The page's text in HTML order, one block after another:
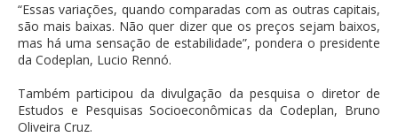
“Essas variações, quando comparadas com as outras capitais,
são mais baixas. Não quer dizer que os preços sejam baixos,
mas há uma sensação de estabilidade”, pondera o presidente
da Codeplan, Lucio Rennó.
Também participou da divulgação da pesquisa o diretor de
Estudos e Pesquisas Socioeconômicas da Codeplan, Bruno
Oliveira Cruz.